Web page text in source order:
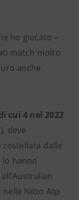
ho giocato –
match molto
anche
cui 4 nel 2022
deve
costellata dalle
lo hanno
nelle Nitto Atp